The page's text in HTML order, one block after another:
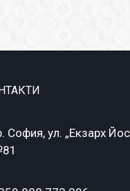
София, ул. „Екзарх